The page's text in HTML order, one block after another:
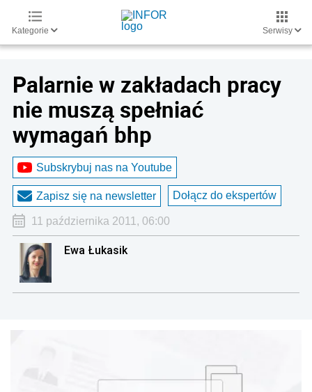
Kategorie Serwisy
Palarnie w zakładach pracy
nie muszą spełniać
wymagań bhp
Subskrybuj nas na Youtube
Zapisz się na newsletter Dołącz do ekspertów
11 października 2011, 06:00
Ewa Łukasik